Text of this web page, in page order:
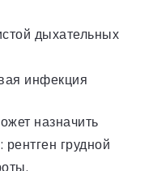
дыхательных
инфекция
назначить
грудной